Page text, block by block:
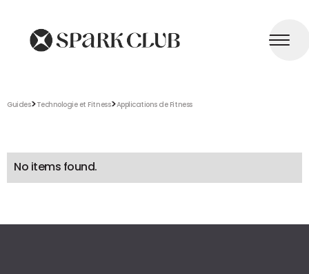
Guides>Technologie et Fitness>Applications de Fitness
No items found.